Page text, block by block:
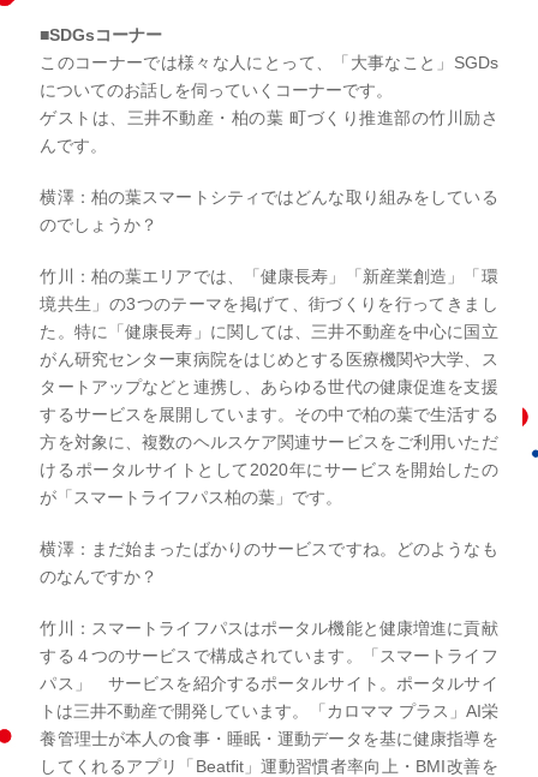
■SDGsコーナー
このコーナーでは様々な人にとって、「大事なこと」SGDs
についてのお話しを伺っていくコーナーです。
ゲストは、三井不動産・柏の葉 町づくり推進部の竹川励さ
んです。
横澤：柏の葉スマートシティではどんな取り組みをしている
のでしょうか？
竹川：柏の葉エリアでは、「健康長寿」「新産業創造」「環
境共生」の3つのテーマを掲げて、街づくりを行ってきまし
た。特に「健康長寿」に関しては、三井不動産を中心に国立
がん研究センター東病院をはじめとする医療機関や大学、ス
タートアップなどと連携し、あらゆる世代の健康促進を支援
するサービスを展開しています。 その中で柏の葉で生活する
方を対象に、複数のヘルスケア関連サービスをご利用いただ
けるポータルサイトとして2020年にサービスを開始したの
が「スマートライフパス柏の葉」です。
横澤：まだ始まったばかりのサービスですね。どのようなも
のなんですか？
竹川：スマートライフパスはポータル機能と健康増進に貢献
する４つのサービスで構成されています。
「スマートライフ
パス」 サービスを紹介するポータルサイト。ポータルサイ
トは三井不動産で開発しています。
「カロママ プラス」AI栄
養管理士が本人の食事・睡眠・運動データを基に健康指導を
してくれるアプリ「Beatfit」運動習慣者率向上・BMI改善を